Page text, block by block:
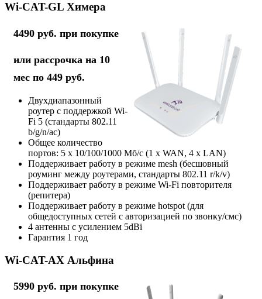
Wi-CAT-GL Химера
4490 руб. при покупке
или рассрочка на 10
мес по 449 руб.
Двухдиапазонный
роутер с поддержкой Wi-
Fi 5 (стандарты 802.11
b/g/n/ac)
Общее количество
портов: 5 х 10/100/1000 Мб/с (1 x WAN, 4 x LAN)
Поддерживает работу в режиме mesh (бесшовный
роуминг между роутерами, стандарты 802.11 r/k/v)
Поддерживает работу в режиме Wi-Fi повторителя
(репитера)
Поддерживает работу в режиме hotspot (для
общедоступных сетей с авторизацией по звонку/смс)
4 антенны с усилением 5dBi
Гарантия 1 год
Wi-CAT-AX Альфина
5990 руб. при покупке